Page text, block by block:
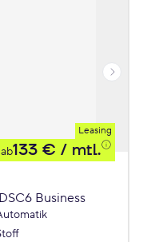
Leasing
ab133 € / mtl.
Business